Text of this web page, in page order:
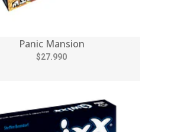
Panic Mansion
$27.990